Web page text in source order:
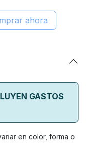
ahora
GASTOS
en color, forma o